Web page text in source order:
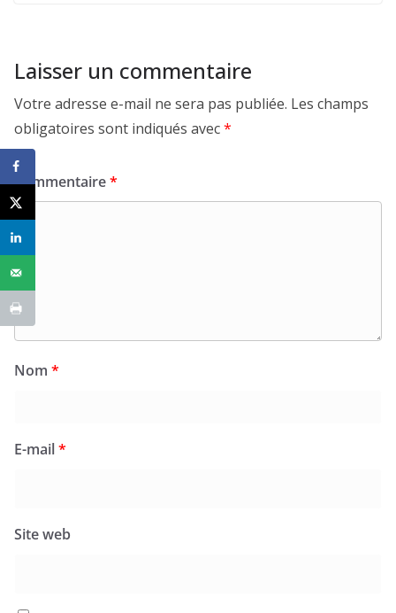
Laisser un commentaire
Votre adresse e-mail ne sera pas publiée. Les champs
obligatoires sont indiqués avec*
Commentaire*
Nom *
E-mail*
Site web